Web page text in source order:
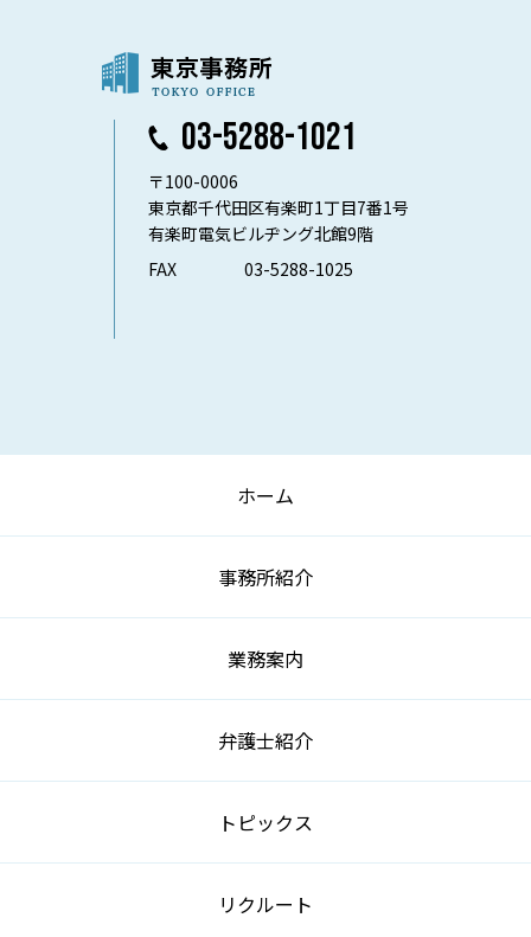
03-5288-1021
〒100-0006
東京都千代田区有楽町1丁目7番1号
有楽町電気ビルヂング北館9階
FAX
03-5288-1025
ホーム
事務所紹介
業務案内
弁護士紹介
トピックス
リクルート